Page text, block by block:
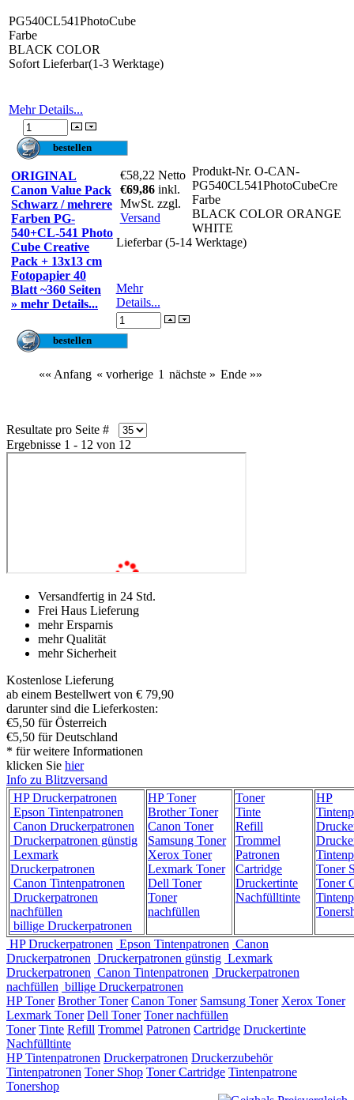
PG540CL541PhotoCube
Farbe
BLACK COLOR
Sofort Lieferbar(1-3 Werktage)
Mehr Details...
ORIGINAL
Canon Value Pack
Schwarz / mehrere
Farben PG-
540+CL-541 Photo
Cube Creative
Pack + 13x13 cm
Fotopapier 40
Blatt ~360 Seiten
» mehr Details...
€58,22 Netto
€69,86 inkl.
MwSt. zzgl.
Versand
Produkt-Nr. O-CAN-
PG540CL541PhotoCubeCre
Farbe
BLACK COLOR ORANGE
WHITE
Lieferbar (5-14 Werktage)
Mehr
Details...
«« Anfang « vorherige 1 nächste » Ende »»
Resultate pro Seite #
Ergebnisse 1 - 12 von 12
Versandfertig in 24 Std.
Frei Haus Lieferung
mehr Ersparnis
mehr Qualität
mehr Sicherheit
Kostenlose Lieferung
ab einem Bestellwert von € 79,90
darunter sind die Lieferkosten:
€5,50 für Österreich
€5,50 für Deutschland
* für weitere Informationen
klicken Sie hier
Info zu Blitzversand
HP Druckerpatronen
Epson Tintenpatronen
Canon Druckerpatronen
Druckerpatronen günstig
Lexmark
Druckerpatronen
Canon Tintenpatronen
Druckerpatronen
nachfüllen
billige Druckerpatronen
HP Toner
Brother Toner
Canon Toner
Samsung Toner
Xerox Toner
Lexmark Toner
Dell Toner
Toner
nachfüllen
Toner
Tinte
Refill
Trommel
Patronen
Cartridge
Druckertinte
Nachfülltinte
HP
Toner
Toner
HP Druckerpatronen Epson Tintenpatronen Canon
Druckerpatronen Druckerpatronen günstig Lexmark
Druckerpatronen Canon Tintenpatronen Druckerpatronen
nachfüllen billige Druckerpatronen
HP Toner Brother Toner Canon Toner Samsung Toner Xerox Toner
Lexmark Toner Dell Toner Toner nachfüllen
Toner Tinte Refill Trommel Patronen Cartridge Druckertinte
Nachfülltinte
HP Tintenpatronen Druckerpatronen Druckerzubehör
Tintenpatronen Toner Shop Toner Cartridge Tintenpatrone
Tonershop